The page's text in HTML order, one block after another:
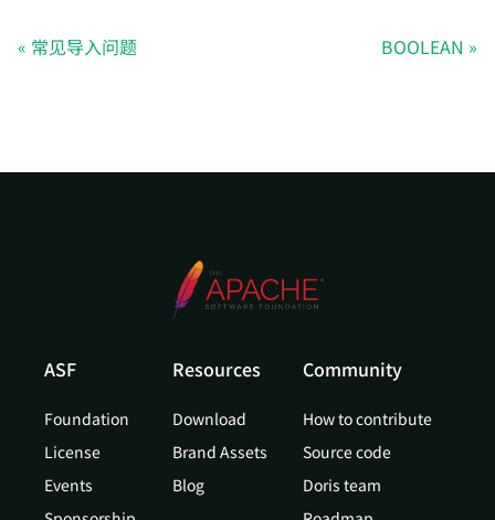
常见导入问题 BOOLEAN
ASF
Foundation
License
Events
Resources
Download
Brand Assets
Blog
Community
How to contribute
Source code
Doris team